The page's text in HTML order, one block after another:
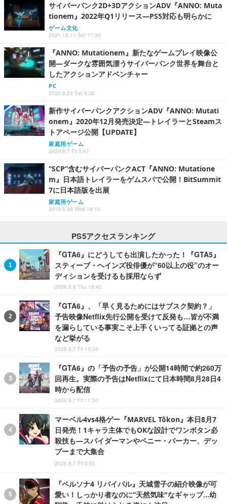
サイバーパンク2D+3DアクションADV『ANNO: Muta
tionem』2022年Q1リリース―PS5対応も明らかに
ゲーム文化
2021.12.11 Sat 17:30
『ANNO: Mutationem』新たなゲームプレイ映像公
開―ダークな雰囲気漂うサイバーパンク世界を舞台と
したアクションアドベンチャー
PC
2020.8.29 Sat 5:32
新作サイバーパンクアクションADV『ANNO: Mutati
onem』2020年12月発売決定―トレイラーとSteamス
トアページ公開【UPDATE】
家庭用ゲーム
2020.8.7 Fri 5:47
“SCP”含むサイバーパンクACT『ANNO: Mutatione
m』日本語トレイラーをゲムスパで公開！BitSummit
7に日本語版を出展
家庭用ゲーム
2019.5.29 Wed 18:10
PS5アクセスランキング
『GTA6』にどうしても出演したかった！『GTA5』
スティーブ・ヘインズ役俳優が“60以上の役”のオー
ディションを受けるも採用ならず
2026.8.6 Thu 15:45
『GTA6』、「早く見るためにはサブスク契約？」
予告映像Netflix先行公開を受けて反発も…皆が不満
を漏らしている事実こそ上手くいってる証拠との声
など挙がる
2026.8.7 Fri 15:00
『GTA6』の「予告の予告」が公開14時間で約260万
回再生。実際の予告はNetflixにて日本時間8月28日4
時から配信
2026.8.7 Fri 11:30
マーベル4vs4格ゲー『MARVEL Tōkon』本日8月7
日発売！1キャラ主体でもOKな設計でワンボタン必
殺技も―スパイダーマンやペニー・パーカー、デッ
プーまで大集合
2026.8.7 Fri 0:05
『ペルソナ4 リバイバル』天城雪子の紹介映像が可
愛い！しっかり者なのに“天然気味"なギャップ…幼